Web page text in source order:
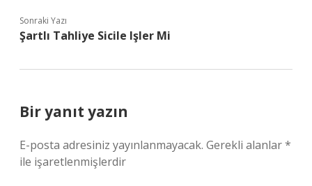
Sonraki Yazı
Şartlı Tahliye Sicile Işler Mi
Bir yanıt yazın
E-posta adresiniz yayınlanmayacak. Gerekli alanlar*
ile işaretlenmişlerdir